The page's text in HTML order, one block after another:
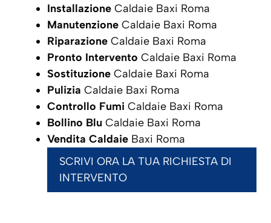
Installazione Caldaie Baxi Roma
Manutenzione Caldaie Baxi Roma
Riparazione Caldaie Baxi Roma
Pronto Intervento Caldaie Baxi Roma
Sostituzione Caldaie Baxi Roma
Pulizia Caldaie Baxi Roma
Controllo Fumi Caldaie Baxi Roma
Bollino Blu Caldaie Baxi Roma
Vendita Caldaie Baxi Roma
SCRIVI ORA LA TUA RICHIESTA DI
INTERVENTO